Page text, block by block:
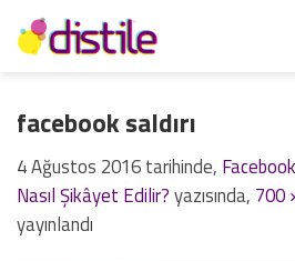
İçeriğe
atla
facebook saldırı
4 Ağustos 2016tarihinde,
Nasıl Şikâyet Edilir?yazısında, 700
yayınlandı